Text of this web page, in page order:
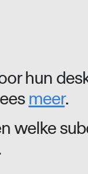
hun
meer.
welke